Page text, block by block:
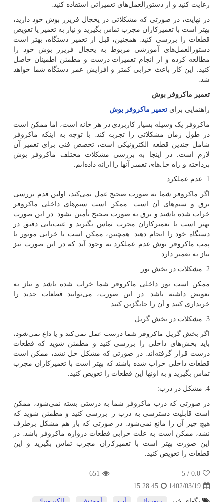
رعایت کنید و از دستورالعمل‌های تعمیراتی استفاده کنید.
در نهایت، در صورتی که مشکلاتی در یخچال فریزر بوش خود دارید،
بهتر است با تعمیرکاران مجرب تماس بگیرید و نیاز به تعمیر یا تعویض
قطعات را بررسی کنید. همچنین، قبل از تعمیر دستگاه، بهتر است
دستورالعمل‌های آموزشی مربوط به یخچال فریزر بوش خود را
مطالعه کرده و از انجام تعمیرات درست و مطمئن اطمینان حاصل
کنید. این کار باعث خرابی کمتر و افزایش عمر دستگاه شما خواهد
شد.
تعمیر ماکروفر بوش
راهنمایی برای تعمیر ماکروفر بوش
ماکروفر یک وسیله بسیار کاربردی در هر خانه است، اما ممکن است
در طول زمان مشکلاتی را تجربه کند. با توجه به اینکه ماکروفر
شامل چندین قطعه الکترونیکی است، تخصص فنی برای تعمیر آن
لازم است. در اینجا به بررسی مشکلات مختلف ماکروفر بوش
پرداخته و راه حل‌های تعمیر آنها را ارائه داده‌ایم.
1. عدم عملکرد:
اگر ماکروفر شما به صورت صحیح عمل نمی‌کند، اولین قدم بررسی
برق و سیم‌های آن است. ممکن است سیم‌های داخلی ماکروفر
خراب شده باشند و برق به صورت صحیح تأمین نشود. در این صورت
بهتر است با تعمیرکاران مجرب تماس بگیرید و عیب‌یابی دقیق در
دستگاه خود را انجام دهید. همچنین، ممکن است با خرابی موتور یا
پمپ ماکروفر بوش عدم عملکرد به وجود آید که در این صورت نیز
نیاز به تعمیر دارد.
2. مشکلات در بخش نور:
ممکن است نور داخلی ماکروفر شما خراب شده باشد و نیاز به
تعویض داشته باشد. در این صورت، می‌توانید قطعات جدید را
خریداری کنید و آن را جایگزین کنید.
3. مشکلات در بخش گریل:
اگر بخش گریل ماکروفر شما درست عمل نمی‌کند و یا داغ نمی‌شود،
باید بخش‌های داخلی را بررسی کنید و مطمئن شوید که قطعات
درست قرار گرفته‌اند. در صورتی که مشکل حل نشد، ممکن است
قطعات داخلی خراب شده باشند که بهتر است با تعمیرکاران مجرب
تماس بگیرید و به اونها این قطعات را تعویض کنید.
4. مشکل در درب:
در صورتی که درب ماکروفر شما به درستی بسته نمی‌شود، ممکن
است قابلیت دسترسی به درب را بررسی کنید و مطمئن شوید که
هیچ چیز آن را مانع نمی‌شود. در صورتی که باز هم مشکل برطرف
نشد، ممکن است به علت خرابی قطعات دروازه ماکروفر باشد. در
این صورت بهتر است با تعمیرکاران مجرب تماس بگیرید و این
قطعات را تعویض کنید.
0.0
/ 5
651
1402/03/19
15:28:45